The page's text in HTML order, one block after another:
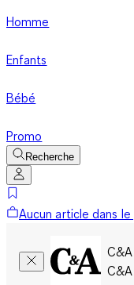
Homme
Enfants
Bébé
Promo
Recherche
Aucun article dans le